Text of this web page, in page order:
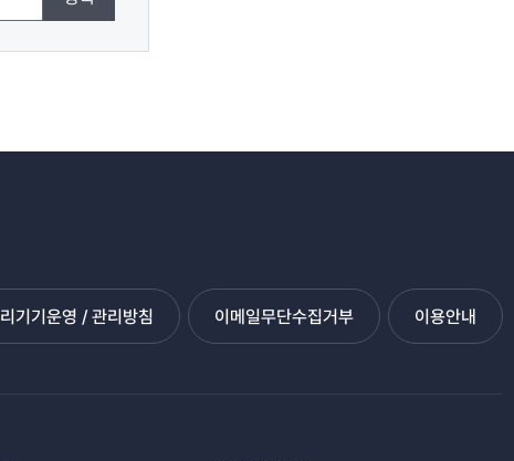
기기운영 / 관리방침 이메일무단수집거부 이용안내